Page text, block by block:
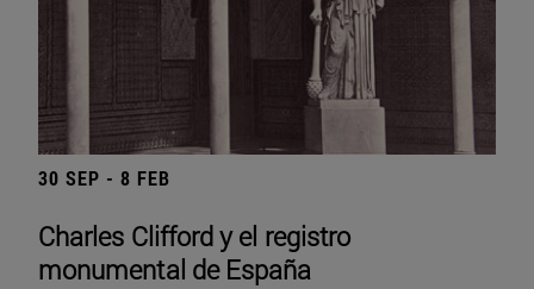
30 SEP - 8 FEB
Charles Clifford y el registro
monumental de España